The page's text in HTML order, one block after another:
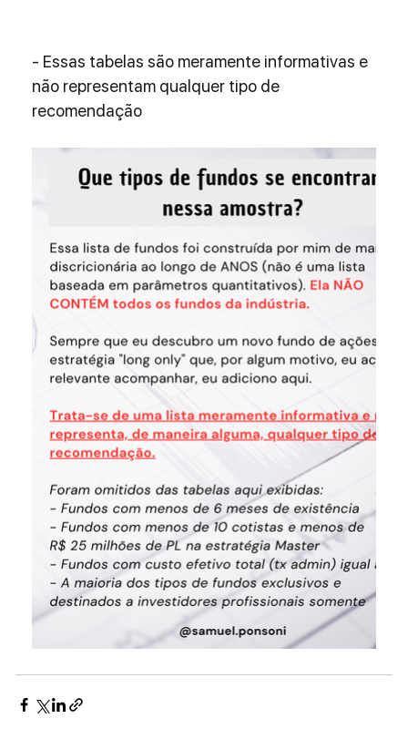
- Essas tabelas são meramente informativas e
não representam qualquer tipo de
recomendação